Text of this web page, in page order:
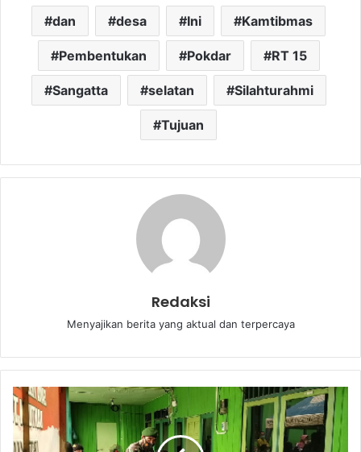
dan desa Ini Kamtibmas
Pembentukan Pokdar RT 15
Sangatta selatan Silahturahmi
Tujuan
Redaksi
Menyajikan berita yang aktual dan terpercaya